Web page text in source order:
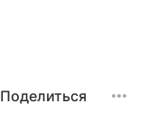
Поделиться